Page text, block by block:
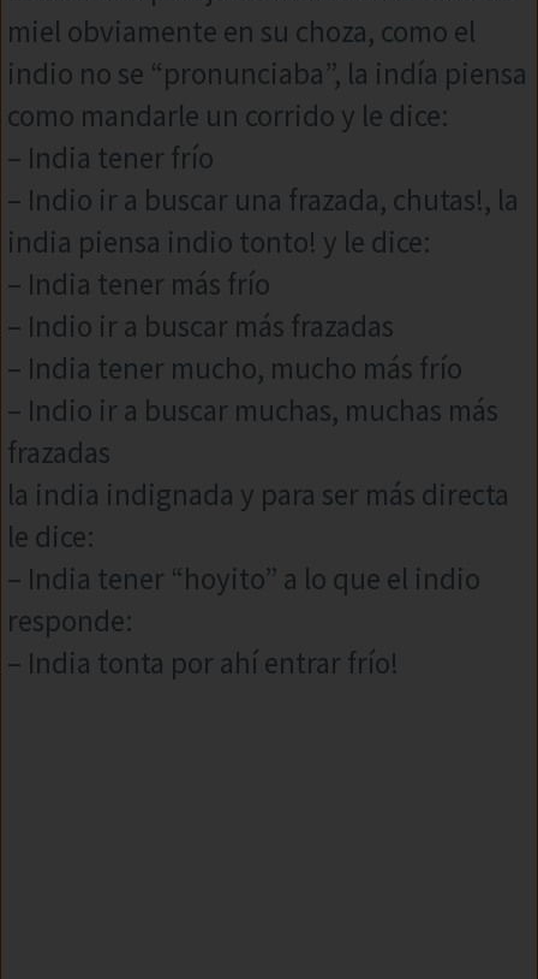
miel obviamente en su choza, como el
indio no se “pronunciaba”, la indía piensa
como mandarle un corrido y le dice:
– India tener frío
– Indio ir a buscar una frazada, chutas!, la
india piensa indio tonto! y le dice:
– India tener más frío
– Indio ir a buscar más frazadas
– India tener mucho, mucho más frío
– Indio ir a buscar muchas, muchas más
frazadas
la india indignada y para ser más directa
le dice:
– India tener “hoyito” a lo que el indio
responde:
– India tonta por ahí entrar frío!